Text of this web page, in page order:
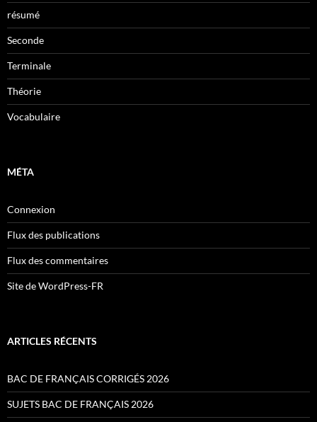
résumé
Seconde
Terminale
Théorie
Vocabulaire
MÉTA
Connexion
Flux des publications
Flux des commentaires
Site de WordPress-FR
ARTICLES RÉCENTS
BAC DE FRANÇAIS CORRIGÉS 2026
SUJETS BAC DE FRANÇAIS 2026